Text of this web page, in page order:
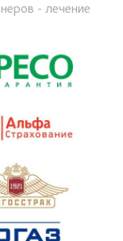
- лечение